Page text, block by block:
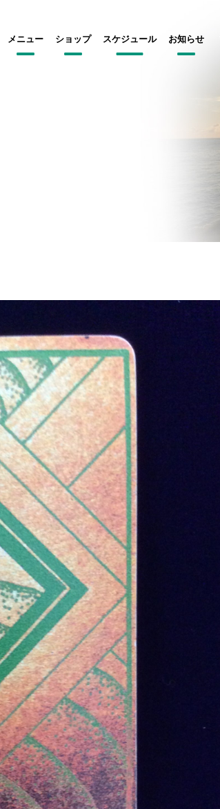
メニュー ショップ スケジュール お知らせ